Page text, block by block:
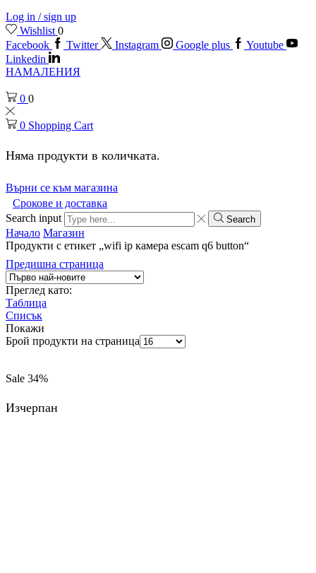
Log in / sign up
Wishlist 0
Facebook
Twitter Instagram Google plus
Youtube
Linkedin
НАМАЛЕНИЯ
0 0
0 Shopping Cart
Няма продукти в количката.
Върни се към магазина
Срокове и доставка
Search input
Search
Начало Магазин
Продукти с етикет „wifi ip камера escam q6 button“
Предишна страница
Преглед като:
Таблица
Списък
Покажи
Брой продукти на страница
Sale 34%
Изчерпан